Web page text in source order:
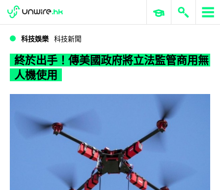
WWDC 2026 ERP 與商業 AI
科技娛樂 科技新聞
終於出手！傳美國政府將立法監管商用無
人機使用